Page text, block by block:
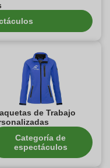
de Trabajo
Categoría de
espectáculos